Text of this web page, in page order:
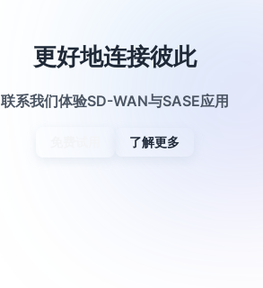
更好地连接彼此
联系我们体验SD-WAN与SASE应用
了解更多